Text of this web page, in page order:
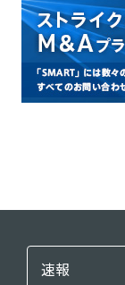
速報